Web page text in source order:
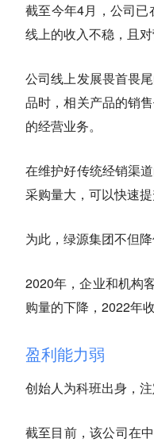
截至今年4月，公司
线上的收入不稳，且
公司线上发展畏首畏
品时，相关产品的销
的经营业务。
在维护好传统经销渠
采购量大，可以快速提
为此，绿源集团不但
2020年，企业和机构
购量的下降，2022年
盈利能力弱
创始人为科班出身，注
截至目前，该公司在